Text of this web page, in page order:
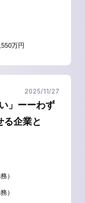
万円
2025/11/27
」ーーわず
る企業と
）
）